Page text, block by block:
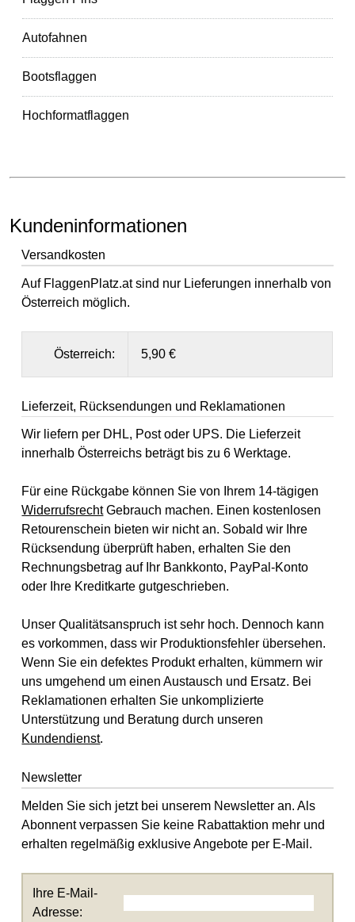
Autofahnen
Bootsflaggen
Hochformatflaggen
Kundeninformationen
Versandkosten
Auf FlaggenPlatz.at sind nur Lieferungen innerhalb von
Österreich möglich.
Österreich: 5,90 €
Lieferzeit, Rücksendungen und Reklamationen
Wir liefern per DHL, Post oder UPS. Die Lieferzeit
innerhalb Österreichs beträgt bis zu 6 Werktage.
Für eine Rückgabe können Sie von Ihrem 14-tägigen
WiderrufsrechtGebrauch machen. Einen kostenlosen
Retourenschein bieten wir nicht an. Sobald wir Ihre
Rücksendung überprüft haben, erhalten Sie den
Rechnungsbetrag auf Ihr Bankkonto, PayPal-Konto
oder Ihre Kreditkarte gutgeschrieben.
Unser Qualitätsanspruch ist sehr hoch. Dennoch kann
es vorkommen, dass wir Produktionsfehler übersehen.
Wenn Sie ein defektes Produkt erhalten, kümmern wir
uns umgehend um einen Austausch und Ersatz. Bei
Reklamationen erhalten Sie unkomplizierte
Unterstützung und Beratung durch unseren
Kundendienst.
Newsletter
Melden Sie sich jetzt bei unserem Newsletter an. Als
Abonnent verpassen Sie keine Rabattaktion mehr und
erhalten regelmäßig exklusive Angebote per E-Mail.
Ihre E-Mail-
Adresse: